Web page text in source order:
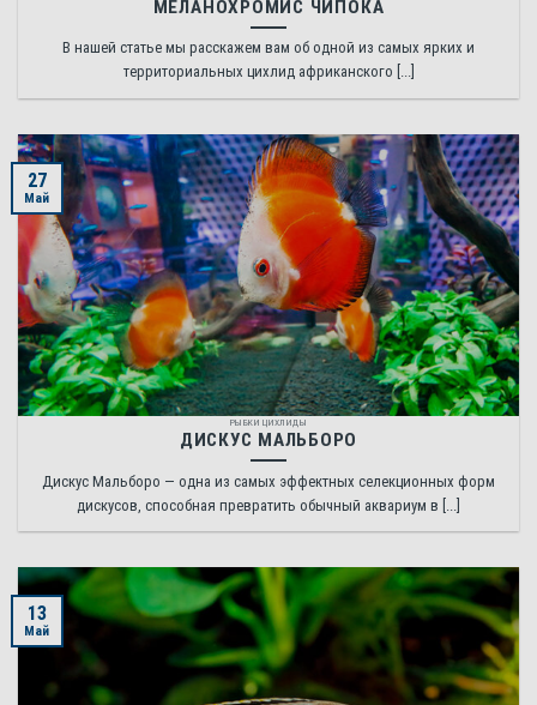
МЕЛАНОХРОМИС ЧИПОКА
В нашей статье мы расскажем вам об одной из самых ярких и
территориальных цихлид африканского [...]
РЫБКИ ЦИХЛИДЫ
ДИСКУС МАЛЬБОРО
Дискус Мальборо — одна из самых эффектных селекционных форм
дискусов, способная превратить обычный аквариум в [...]
27
Май
13
Май